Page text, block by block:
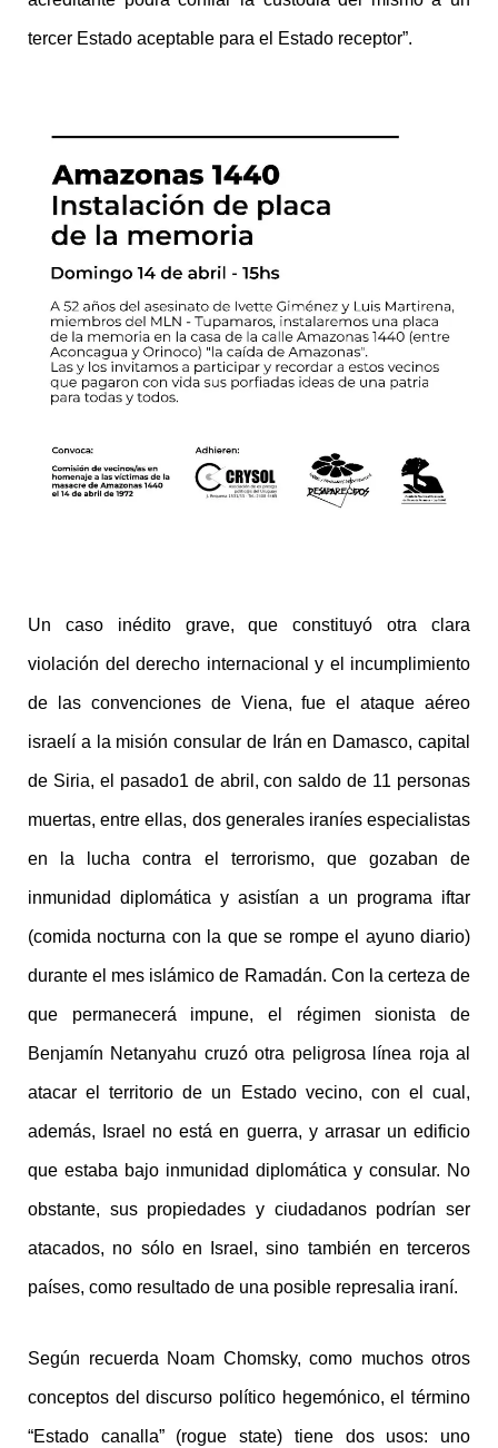
tercer Estado aceptable para el Estado receptor”.
Un caso inédito grave, que constituyó otra clara
violación del derecho internacional y el incumplimiento
de las convenciones de Viena, fue el ataque aéreo
israelí a la misión consular de Irán en Damasco, capital
de Siria, el pasado1 de abril, con saldo de 11 personas
muertas, entre ellas, dos generales iraníes especialistas
en la lucha contra el terrorismo, que gozaban de
inmunidad diplomática y asistían a un programa iftar
(comida nocturna con la que se rompe el ayuno diario)
durante el mes islámico de Ramadán. Con la certeza de
que permanecerá impune, el régimen sionista de
Benjamín Netanyahu cruzó otra peligrosa línea roja al
atacar el territorio de un Estado vecino, con el cual,
además, Israel no está en guerra, y arrasar un edificio
que estaba bajo inmunidad diplomática y consular. No
obstante, sus propiedades y ciudadanos podrían ser
atacados, no sólo en Israel, sino también en terceros
países, como resultado de una posible represalia iraní.
Según recuerda Noam Chomsky, como muchos otros
conceptos del discurso político hegemónico, el término
“Estado canalla” (rogue state) tiene dos usos: uno